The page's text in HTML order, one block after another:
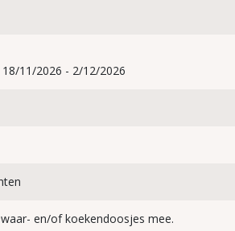
11/2026 - 2/12/2026
en/of koekendoosjes mee.